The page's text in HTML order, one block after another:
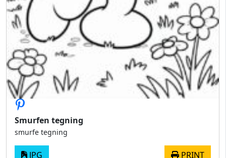
Smurfen tegning
smurfe tegning
JPG PRINT